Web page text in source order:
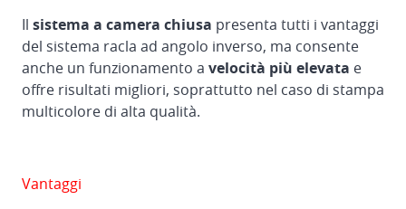
stampanti,
scanalatrici
e
fustellatrici
Il sistema a camera chiusa presenta tutti i vantaggi
del sistema racla ad angolo inverso, ma consente
anche un funzionamento a velocità più elevata e
offre risultati migliori, soprattutto nel caso di stampa
multicolore di alta qualità.
Vantaggi